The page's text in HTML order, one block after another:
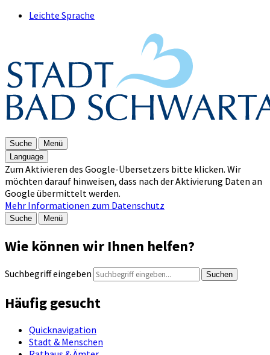
Leichte Sprache
Suche
Menü
Language
Zum Aktivieren des Google-Übersetzers bitte klicken. Wir
möchten darauf hinweisen, dass nach der Aktivierung Daten an
Google übermittelt werden.
Mehr Informationen zum Datenschutz
Suche Menü
Wie können wir Ihnen helfen?
Suchbegriff eingeben Suchen
Häufig gesucht
Quicknavigation
Stadt & Menschen